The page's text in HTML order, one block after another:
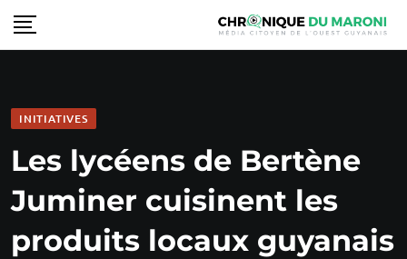
INITIATIVES
Les lycéens de Bertène
Juminer cuisinent les
produits locaux guyanais